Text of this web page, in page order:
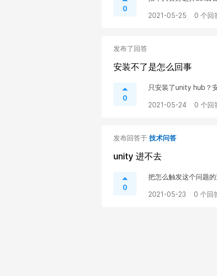
0
2021-05-25 0 个回
发布了回答
安装不了是怎么回事
0
只安装了unity hub？
2021-05-24 0 个回
发布回答于 技术问答
unity 进不去
0
把怎么触发这个问题
2021-05-23 0 个回